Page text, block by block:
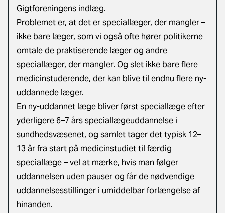
Gigtforeningens indlæg.
Problemet er, at det er speciallæger, der mangler –
ikke bare læger, som vi også ofte hører politikerne
omtale de praktiserende læger og andre
speciallæger, der mangler. Og slet ikke bare flere
medicinstuderende, der kan blive til endnu flere ny-
uddannede læger.
En ny-uddannet læge bliver først speciallæge efter
yderligere 6–7 års speciallægeuddannelse i
sundhedsvæsenet, og samlet tager det typisk 12–
13 år fra start på medicinstudiet til færdig
speciallæge – vel at mærke, hvis man følger
uddannelsen uden pauser og får de nødvendige
uddannelsesstillinger i umiddelbar forlængelse af
hinanden.